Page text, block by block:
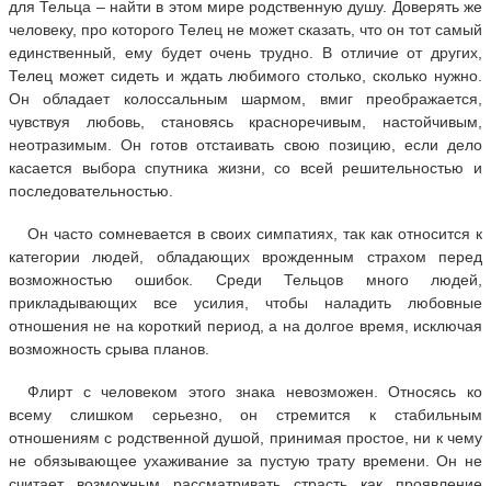
для Тельца – найти в этом мире родственную душу. Доверять же
человеку, про которого Телец не может сказать, что он тот самый
единственный, ему будет очень трудно. В отличие от других,
Телец может сидеть и ждать любимого столько, сколько нужно.
Он обладает колоссальным шармом, вмиг преображается,
чувствуя любовь, становясь красноречивым, настойчивым,
неотразимым. Он готов отстаивать свою позицию, если дело
касается выбора спутника жизни, со всей решительностью и
последовательностью.
Он часто сомневается в своих симпатиях, так как относится к
категории людей, обладающих врожденным страхом перед
возможностью ошибок. Среди Тельцов много людей,
прикладывающих все усилия, чтобы наладить любовные
отношения не на короткий период, а на долгое время, исключая
возможность срыва планов.
Флирт с человеком этого знака невозможен. Относясь ко
всему слишком серьезно, он стремится к стабильным
отношениям с родственной душой, принимая простое, ни к чему
не обязывающее ухаживание за пустую трату времени. Он не